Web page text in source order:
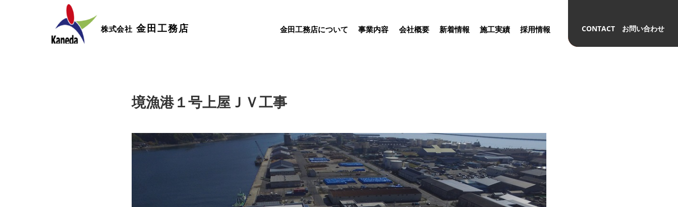
株式会社 金田工務店 金田工務店について 事業内容 会社概要 新着情報 施工実績 採用情報 CONTACT お問い合わせ
境漁港１号上屋ＪＶ工事